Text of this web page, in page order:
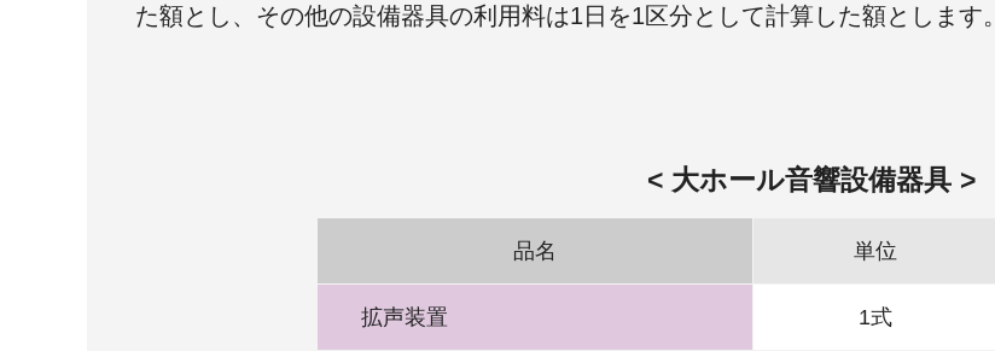
た額とし、その他の設備器具の利用料は1日を1区分として計算した額とします。
大ホール音響設備器具
品名 単位
拡声装置 1式